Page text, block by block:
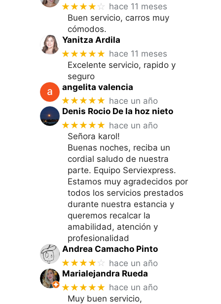
★★★★☆ hace 11 meses
Buen servicio, carros muy
cómodos.
Yanitza Ardila
★★★★★ hace 11 meses
Excelente servicio, rapido y
seguro
angelita valencia
★★★★★ hace un año
Denis Rocio De la hoz nieto
★★★★★ hace un año
Señora karol!
Buenas noches, reciba un
cordial saludo de nuestra
parte. Equipo Serviexpress.
Estamos muy agradecidos por
todos los servicios prestados
durante nuestra estancia y
queremos recalcar la
amabilidad, atención y
profesionalidad
Andrea Camacho Pinto
★★★★☆ hace un año
Marialejandra Rueda
★★★★★ hace un año
Muy buen servicio,